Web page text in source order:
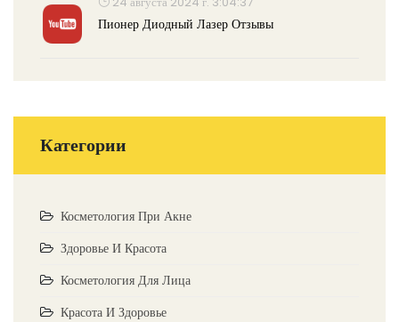
Пионер Диодный Лазер Отзывы
Категории
Косметология При Акне
Здоровье И Красота
Косметология Для Лица
Красота И Здоровье